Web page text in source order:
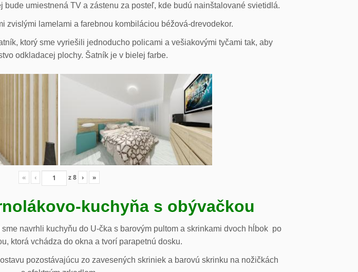
bude umiestnená TV a zástenu za posteľ, kde budú nainštalované svietidlá.
zvislými lamelami a farebnou kombiláciou béžová-drevodekor.
ktorý sme vyriešili jednoducho policami a vešiakovými tyčami tak, aby
odkladacej plochy. Šatník je v bielej farbe.
« ‹ z8 › »
kuchyňa s obývačkou
navrhli kuchyňu do U-čka s barovým pultom a skrinkami dvoch hĺbok po
ktorá vchádza do okna a tvorí parapetnú dosku.
pozostávajúcu zo zavesených skriniek a barovú skrinku na nožičkách